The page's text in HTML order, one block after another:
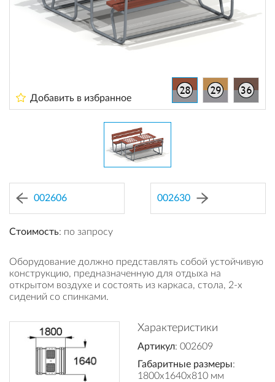
Добавить в избранное
002606 002630
Стоимость: по запросу
Оборудование должно представлять собой устойчивую
конструкцию, предназначенную для отдыха на
открытом воздухе и состоять из каркаса, стола, 2-х
сидений со спинками.
Характеристики
Артикул: 002609
Габаритные размеры:
1800x1640x810 мм